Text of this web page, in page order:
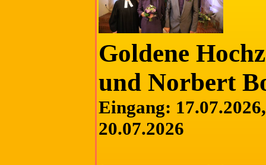
Goldene
und Norbert
Eingang:
20.07.2026